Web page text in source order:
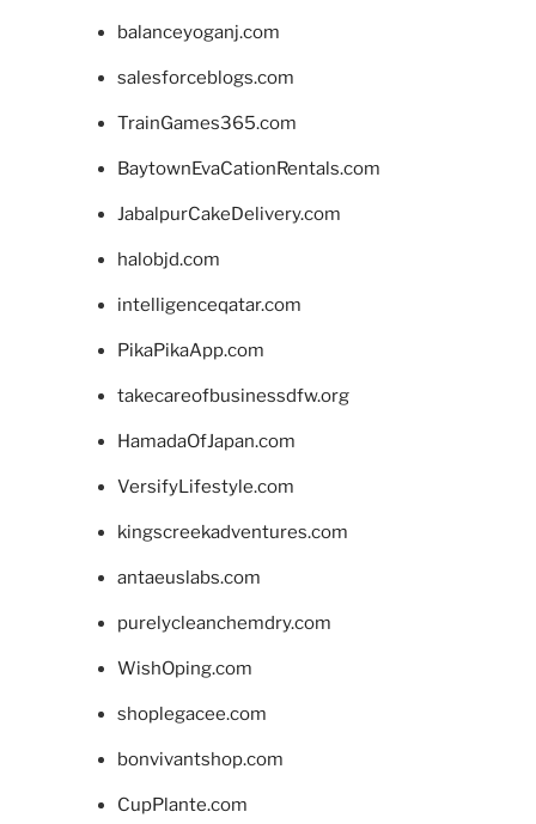
balanceyoganj.com
salesforceblogs.com
TrainGames365.com
BaytownEvaCationRentals.com
JabalpurCakeDelivery.com
halobjd.com
intelligenceqatar.com
PikaPikaApp.com
takecareofbusinessdfw.org
HamadaOfJapan.com
VersifyLifestyle.com
kingscreekadventures.com
antaeuslabs.com
purelycleanchemdry.com
WishOping.com
shoplegacee.com
bonvivantshop.com
CupPlante.com